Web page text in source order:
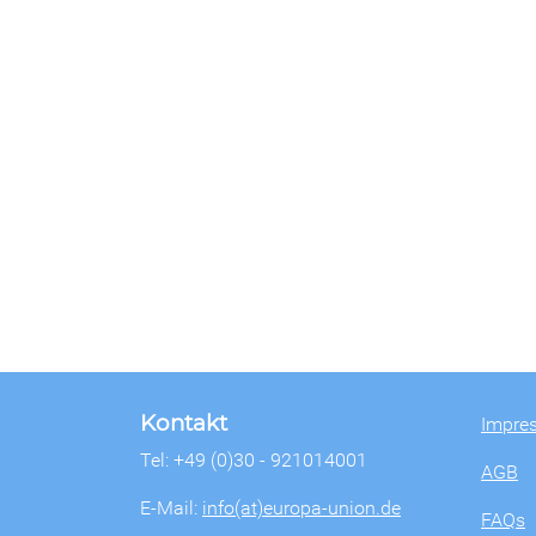
Kontakt
Tel: +49 (0)30 - 921014001
E-Mail: info(at)europa-union.de
AGB
FAQs